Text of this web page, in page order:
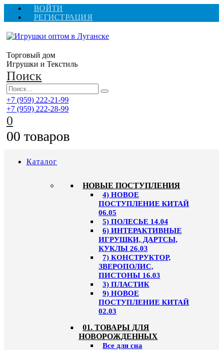
ВОЙТИ
РЕГИСТРАЦИЯ
Торговый дом
Игрушки и Текстиль
Поиск
+7 (959) 222-21-99
+7 (959) 222-28-99
0
00 товаров
Каталог
НОВЫЕ ПОСТУПЛЕНИЯ
4) НОВОЕ
ПОСТУПЛЕНИЕ КИТАЙ
06.05
5) ПОЛЕСЬЕ 14.04
6) ИНТЕРАКТИВНЫЕ
ИГРУШКИ, ДАРТСЫ,
КУКЛЫ 26.03
7) КОНСТРУКТОР,
ЗВЕРОПОЛИС,
ПИСТОНЫ 16.03
3) ПЛАСТИК
9) НОВОЕ
ПОСТУПЛЕНИЕ КИТАЙ
02.03
01. ТОВАРЫ ДЛЯ
НОВОРОЖДЕННЫХ
Все для сна